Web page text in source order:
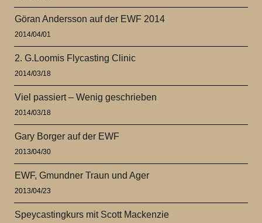
Göran Andersson auf der EWF 2014
2014/04/01
2. G.Loomis Flycasting Clinic
2014/03/18
Viel passiert – Wenig geschrieben
2014/03/18
Gary Borger auf der EWF
2013/04/30
EWF, Gmundner Traun und Ager
2013/04/23
Speycastingkurs mit Scott Mackenzie